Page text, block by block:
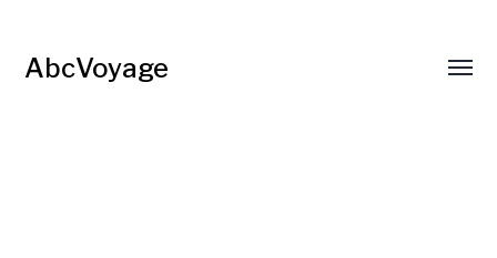
AbcVoyage